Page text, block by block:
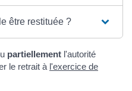
être restituée ?
partiellement l'autorité
le retrait à l'exercice de